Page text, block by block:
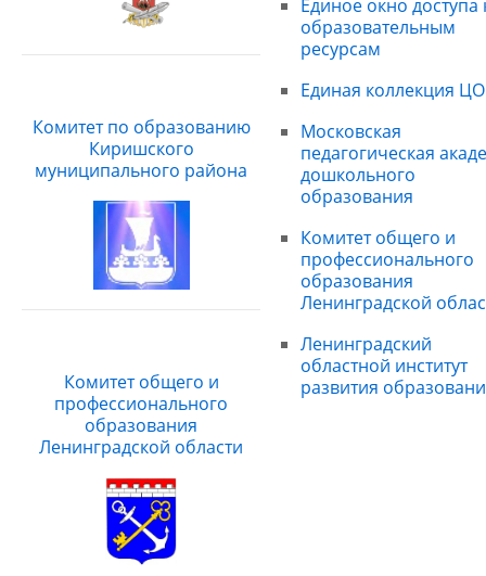
Комитет по образованию
Киришского
муниципального района
Комитет общего и
профессионального
образования
Ленинградской области
Единое окно доступа
образовательным
ресурсам
Единая коллекция
Московская
педагогическая
дошкольного
образования
Комитет общего и
профессионального
образования
Ленинградской
Ленинградский
областной институт
развития